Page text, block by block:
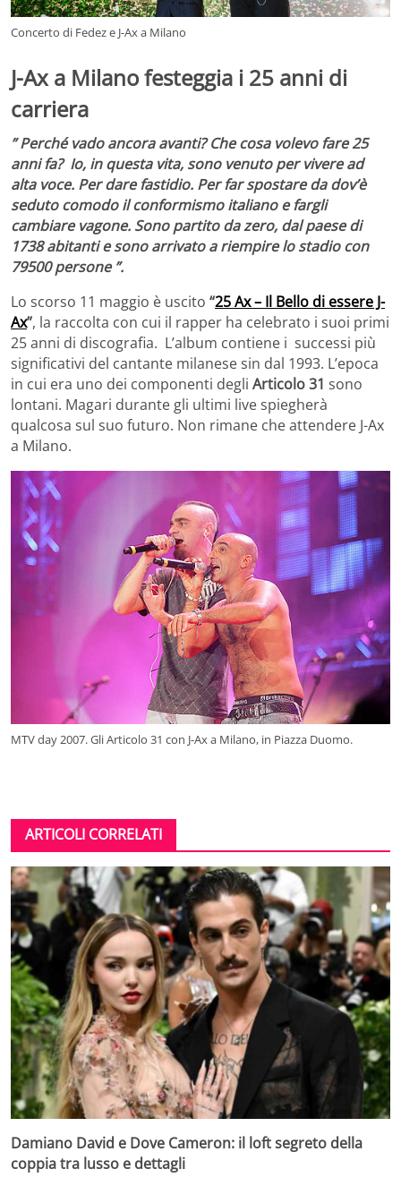
Concerto di Fedez e J-Ax a Milano
J-Ax a Milano festeggia i 25 anni di
carriera
” Perché vado ancora avanti? Che cosa volevo fare 25
anni fa? Io, in questa vita, sono venuto per vivere ad
alta voce. Per dare fastidio. Per far spostare da dov’è
seduto comodo il conformismo italiano e fargli
cambiare vagone. Sono partito da zero, dal paese di
1738 abitanti e sono arrivato a riempire lo stadio con
79500 persone ”.
Lo scorso 11 maggio è uscito “25 Ax – Il Bello di essere J-
Ax”, la raccolta con cui il rapper ha celebrato i suoi primi
25 anni di discografia. L’album contiene i successi più
significativi del cantante milanese sin dal 1993. L’epoca
in cui era uno dei componenti degli Articolo 31 sono
lontani. Magari durante gli ultimi live spiegherà
qualcosa sul suo futuro. Non rimane che attendere J-Ax
a Milano.
MTV day 2007. Gli Articolo 31 con J-Ax a Milano, in Piazza Duomo.
ARTICOLI CORRELATI
Damiano David e Dove Cameron: il loft segreto della
coppia tra lusso e dettagli